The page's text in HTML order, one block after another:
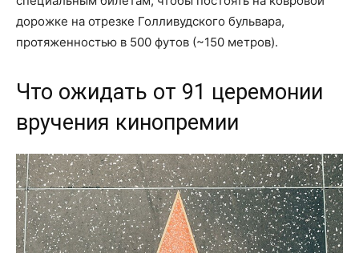
дорожке на отрезке Голливудского бульвара,
протяженностью в 500 футов (~150 метров).
Что ожидать от 91 церемонии
вручения кинопремии